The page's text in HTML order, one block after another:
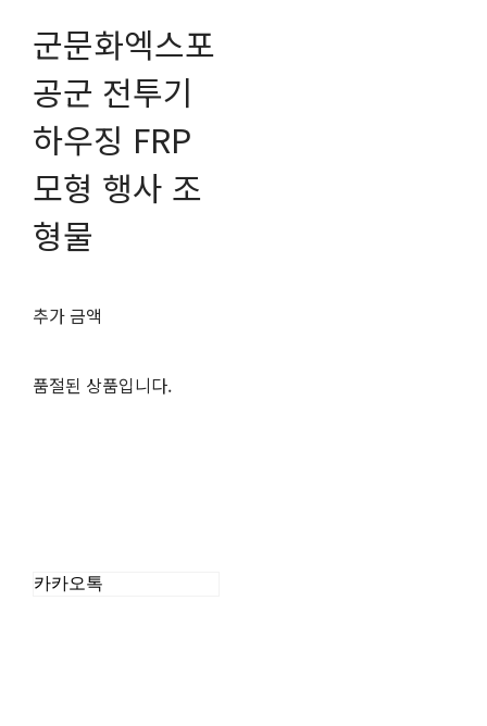
군문화엑스포
공군 전투기
하우징 FRP
모형 행사 조
형물
추가 금액
품절된 상품입니다.
카카오톡